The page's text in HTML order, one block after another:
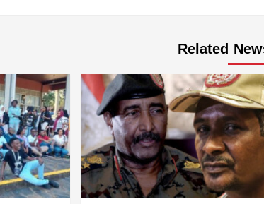
Related